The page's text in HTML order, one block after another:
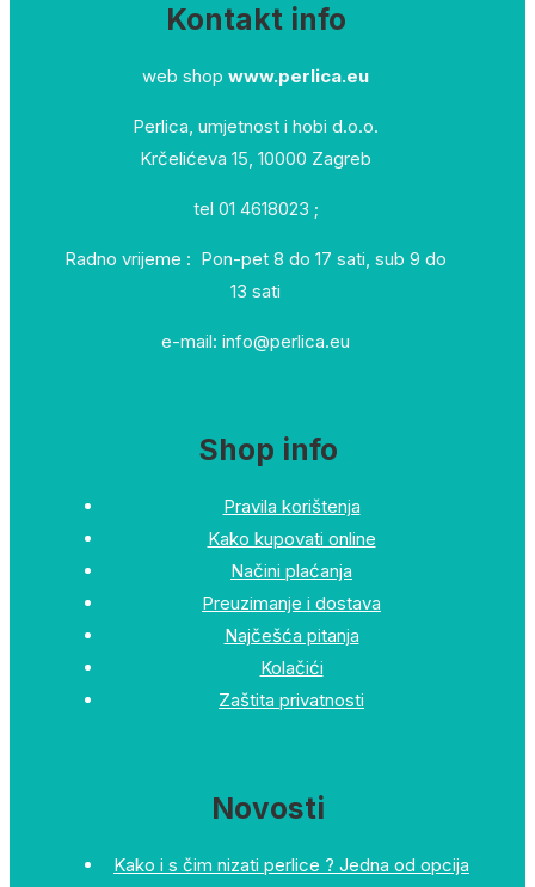
Kontakt info
web shop www.perlica.eu
Perlica, umjetnost i hobi d.o.o.
Krčelićeva 15, 10000 Zagreb
tel 01 4618023 ;
Radno vrijeme : Pon-pet 8 do 17 sati, sub 9 do
13 sati
e-mail: info@perlica.eu
Shop info
Pravila korištenja
Kako kupovati online
Načini plaćanja
Preuzimanje i dostava
Najčešća pitanja
Kolačići
Zaštita privatnosti
Novosti
Kako i s čim nizati perlice ? Jedna od opcija